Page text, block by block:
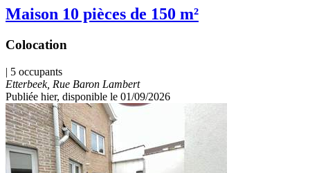
Maison 10 pièces de 150 m²
Colocation
| 5 occupants
Etterbeek, Rue Baron Lambert
Publiée hier, disponible le 01/09/2026